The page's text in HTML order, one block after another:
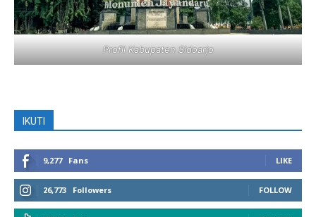
Profil Kabupaten Sidoarjo
IKUTI
9,277 Fans LIKE
26,773 Followers FOLLOW